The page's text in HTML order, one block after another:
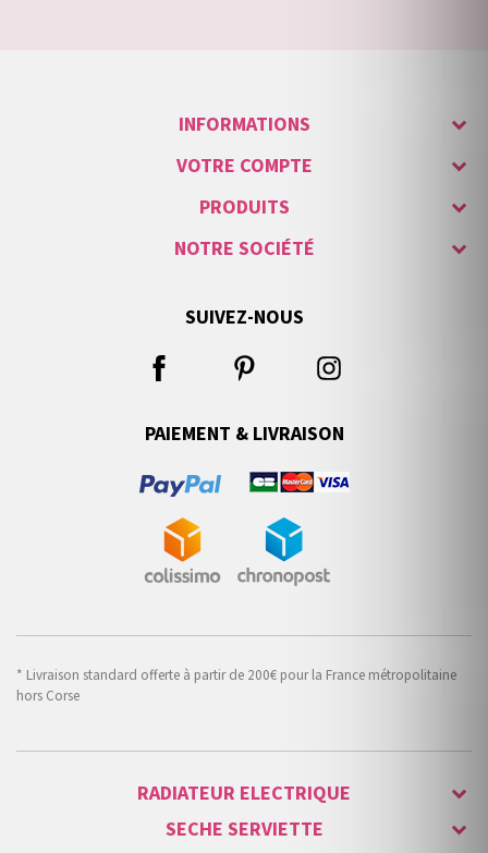
INFORMATIONS
VOTRE COMPTE
PRODUITS
NOTRE SOCIÉTÉ
SUIVEZ-NOUS
PAIEMENT & LIVRAISON
* Livraison standard offerte à partir de 200€ pour la France métropolitaine
hors Corse
RADIATEUR ELECTRIQUE
SECHE SERVIETTE